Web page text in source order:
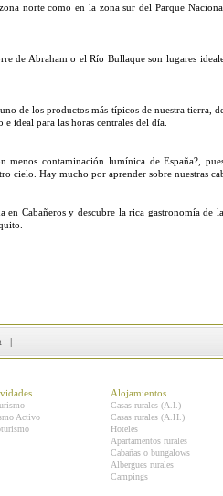
norte como en la zona sur del Parque
de Abraham o el Río Bullaque son lugares
de los productos más típicos de nuestra tierra,
ideal para las horas centrales del día.
menos contaminación lumínica de España?,
cielo. Hay mucho por aprender sobre nuestras
en Cabañeros y descubre la rica gastronomía de
|
Activo
Alojamientos
Casas rurales (A.I.)
Casas rurales (A.H.)
Hoteles
Apartamentos rurales
Cabañas o bungalows
Albergues rurales
Campings